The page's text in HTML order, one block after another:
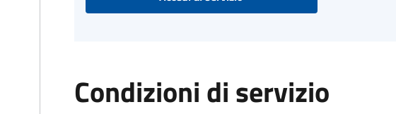
Condizioni di servizio